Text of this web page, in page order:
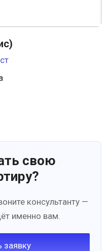
свою
консультанту —
именно вам.
заявку